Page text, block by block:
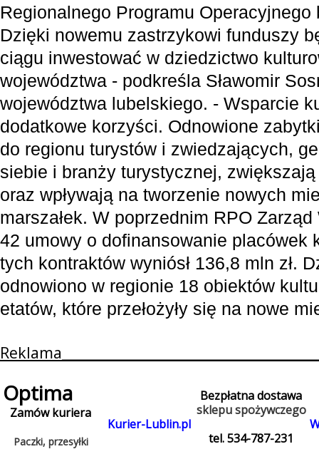
Regionalnego Programu
Dzięki nowemu zastrzykowi funduszy
ciągu inwestować w dziedzictwo
województwa - podkreśla Sławomir
województwa lubelskiego. - Wsparcie
dodatkowe korzyści. Odnowione
do regionu turystów i zwiedzających,
siebie i branży turystycznej,
oraz wpływają na tworzenie nowych
marszałek. W poprzednim RPO
42 umowy o dofinansowanie placówek
tych kontraktów wyniósł 136,8 mln zł.
odnowiono w regionie 18 obiektów
etatów, które przełożyły się na nowe
Optima
Zamów kuriera
Paczki, przesyłki
Kurier-Lublin.pl
Bezpłatna dostawa
sklepu spożywczego
tel. 534-787-231